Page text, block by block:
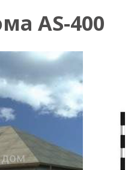
AS-400